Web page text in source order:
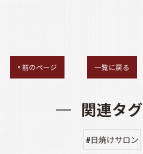
< 前のページ 一覧に戻る
関連タグ
#日焼けサロン